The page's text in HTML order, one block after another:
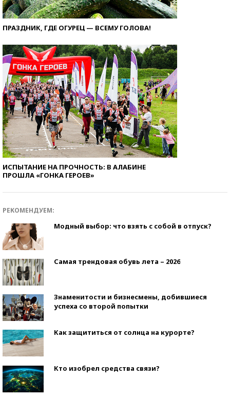
ПРАЗДНИК, ГДЕ ОГУРЕЦ — ВСЕМУ ГОЛОВА!
ИСПЫТАНИЕ НА ПРОЧНОСТЬ: В АЛАБИНЕ
ПРОШЛА «ГОНКА ГЕРОЕВ»
РЕКОМЕНДУЕМ:
Модный выбор: что взять с собой в отпуск?
Самая трендовая обувь лета – 2026
Знаменитости и бизнесмены, добившиеся
успеха со второй попытки
Как защититься от солнца на курорте?
Кто изобрел средства связи?